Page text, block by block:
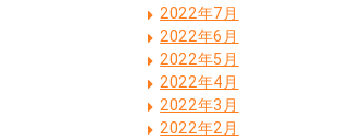
2022年7月
2022年6月
2022年5月
2022年4月
2022年3月
2022年2月